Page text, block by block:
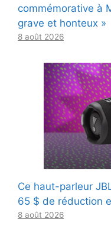
commémorative à
grave et honteux »
8 août 2026
Ce haut-parleur
65 $ de réduction
8 août 2026